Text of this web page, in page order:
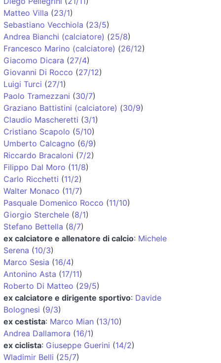
Matteo Villa (23/1)
Sebastiano Vecchiola (23/5)
Andrea Bianchi (calciatore) (25/8)
Francesco Marino (calciatore) (26/12)
Giacomo Dicara (27/4)
Giovanni Di Rocco (27/12)
Luigi Turci (27/1)
Paolo Tramezzani (30/7)
Graziano Battistini (calciatore) (30/9)
Claudio Mascheretti (3/1)
Cristiano Scapolo (5/10)
Umberto Calcagno (6/9)
Riccardo Bracaloni (7/2)
Filippo Dal Moro (11/8)
Carlo Ricchetti (11/2)
Walter Monaco (11/7)
Pasquale Domenico Rocco (11/10)
Giorgio Sterchele (8/1)
Stefano Bettella (8/7)
ex calciatore e allenatore di calcio: Michele
Serena (10/3)
Marco Sesia (16/4)
Antonino Asta (17/11)
Roberto Di Matteo (29/5)
ex calciatore e dirigente sportivo: Davide
Bolognesi (9/3)
ex cestista: Marco Mian (13/10)
Andrea Dallamora (16/1)
ex ciclista: Giuseppe Guerini (14/2)
Wladimir Belli (25/7)